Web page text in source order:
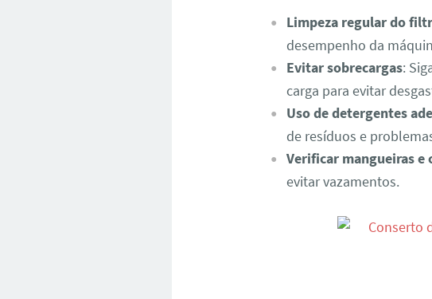
Limpeza regular do
desempenho da
Evitar sobrecargas:
carga para evitar
Uso de detergentes
de resíduos e
Verificar mangueiras e
evitar vazamentos.